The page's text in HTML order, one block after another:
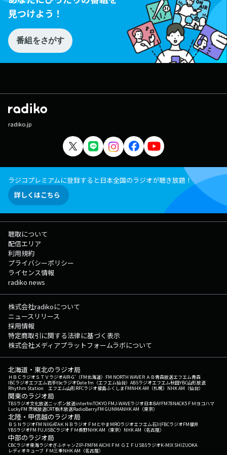
見つけよう！
番組をさがす
radiko.jp
ラジコプレミアムに登録すると日本全国のラジオが聴き放題！
詳しくはこちら
聴取について
配信エリア
利用規約
プライバシーポリシー
ライセンス情報
radiko news
株式会社radikoについて
ニュースリリース
採用情報
特定商取引に関する法律に基づく表示
株式会社メディアプラットフォームラボについて
北海道・東北のラジオ局
ＨＢＣラジオＳＴＶラジオAIR-G'（FM北海道） FM NORTH WAVEＲＡＢ青森放送エフエム青森
IBCラジオエフエム岩手tbcラジオDate fm（エフエム仙台） ABSラジオエフエム秋田YBC山形放送
Rhythm Station エフエム山形RFCラジオ福島ふくしまFMNHK AM（札幌） NHK AM（仙台）
関東のラジオ局
TBSラジオ文化放送ニッポン放送interfmTOKYO FMJ-WAVEラジオ日本BAYFM78NACK5 ＦＭヨコハマ
LuckyFM 茨城放送CRT栃木放送RadioBerryFM GUNMANHK AM（東京）
北陸・甲信越のラジオ局
ＢＳＮラジオFM NIIGATAＫＮＢラジオ ＦＭとやまMROラジオエフエム石川FBCラジオFM福井
YBSラジオFM FUJISBCラジオ ＦＭ長野NHK AM（東京） NHK AM（名古屋）
中部のラジオ局
CBCラジオ東海ラジオぎふチャンZIP-FMFM AICHI ＦＭ ＧＩＦＵ SBSラジオK-MIX SHIZUOKA
レディオキューブ ＦＭ三重NHK AM（名古屋）